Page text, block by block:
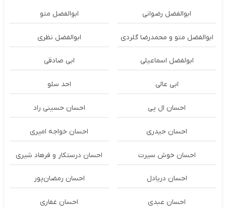
ابوالفضل رضوانی ابوالفضل متو
ابوالفضل متو و محمدرضا گلردی ابوالفضل نظری
ابولفضل اسماعیلی ابی صادقی
ابی عالی احد سلو
احسان ال پی احسان حسینی راد
احسان حیدری احسان خواجه امیری
احسان خوش سیرت احسان درستكار و فرهاد شيرى
احسان دریادل احسان رمضان‌پور
احسان عبدی احسان غفاری